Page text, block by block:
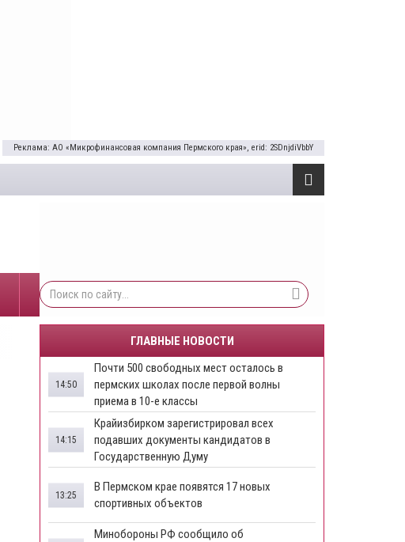
Реклама: АО «Микрофинансовая компания Пермского края», erid: 2SDnjdiVbbY
ГЛАВНЫЕ НОВОСТИ
Почти 500 свободных мест осталось в
пермских школах после первой волны
приема в 10-е классы
14:50
Крайизбирком зарегистрировал всех
подавших документы кандидатов в
Государственную Думу
14:15
​В Пермском крае появятся 17 новых
спортивных объектов
13:25
Минобороны РФ сообщило об